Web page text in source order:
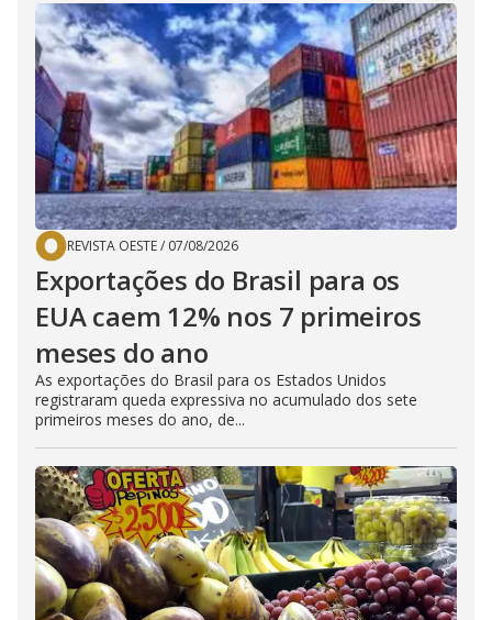
REVISTA OESTE/ 07/08/2026
Exportações do Brasil para os
EUA caem 12% nos 7 primeiros
meses do ano
As exportações do Brasil para os Estados Unidos
registraram queda expressiva no acumulado dos sete
primeiros meses do ano, de...